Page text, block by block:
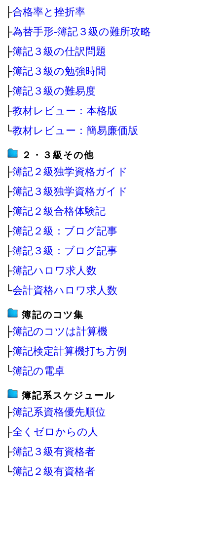
├合格率と挫折率
├為替手形‐簿記３級の難所攻略
├簿記３級の仕訳問題
├簿記３級の勉強時間
├簿記３級の難易度
├教材レビュー：本格版
└教材レビュー：簡易廉価版
２・３級その他
├簿記２級独学資格ガイド
├簿記３級独学資格ガイド
├簿記２級合格体験記
├簿記２級：ブログ記事
├簿記３級：ブログ記事
├簿記ハロワ求人数
└会計資格ハロワ求人数
簿記のコツ集
├簿記のコツは計算機
├簿記検定計算機打ち方例
└簿記の電卓
簿記系スケジュール
├簿記系資格優先順位
├全くゼロからの人
├簿記３級有資格者
└簿記２級有資格者